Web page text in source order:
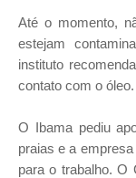
Até o momento,
estejam
instituto
contato com o óleo.
O Ibama pediu
praias e a
para o trabalho. O